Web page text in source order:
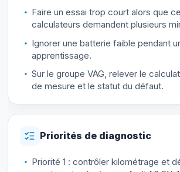
Faire un essai trop court alors que
calculateurs demandent plusieurs
Ignorer une batterie faible pendant
apprentissage.
Sur le groupe VAG, relever le
de mesure et le statut du défaut.
Priorités de diagnostic
Priorité 1 : contrôler kilométrage et